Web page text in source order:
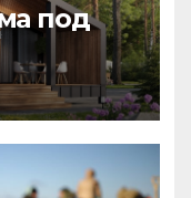
под